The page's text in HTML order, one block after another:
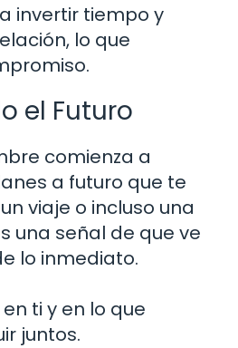
invertir tiempo y
lo que
el Futuro
comienza a
a futuro que te
viaje o incluso una
una señal de que ve
lo inmediato.
ti y en lo que
juntos.